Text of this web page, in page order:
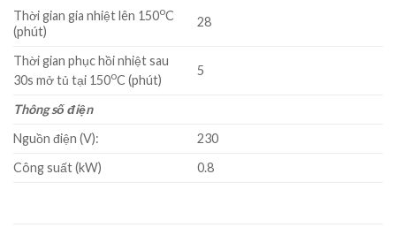
Thời gian gia nhiệt lên 150oC
(phút)
28
Thời gian phục hồi nhiệt sau
30s mở tủ tại 150oC (phút)
5
Thông số điện
Nguồn điện (V):
230
Công suất (kW)
0.8